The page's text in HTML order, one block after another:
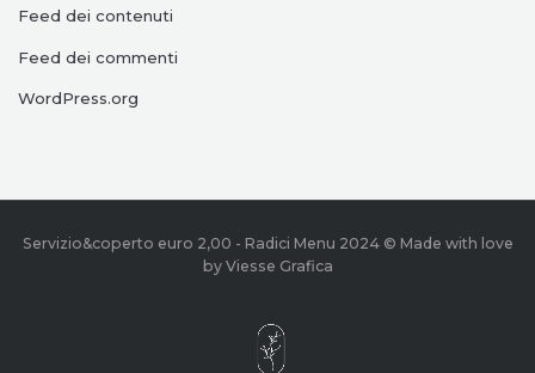
Feed dei contenuti
Feed dei commenti
WordPress.org
Servizio&coperto euro 2,00 - Radici Menu 2024 © Made with love
by Viesse Grafica